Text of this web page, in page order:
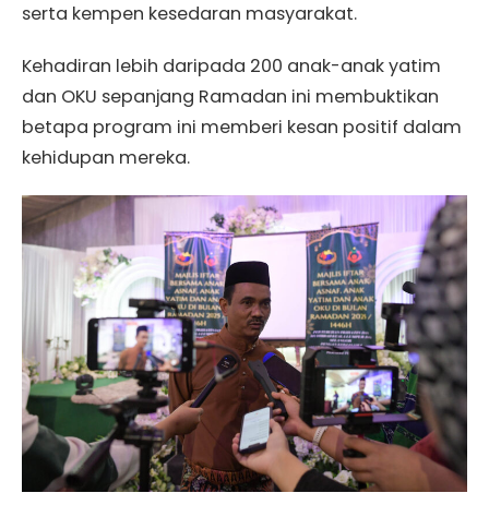
serta kempen kesedaran masyarakat.
Kehadiran lebih daripada 200 anak-anak yatim
dan OKU sepanjang Ramadan ini membuktikan
betapa program ini memberi kesan positif dalam
kehidupan mereka.